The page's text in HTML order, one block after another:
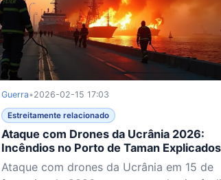
Guerra•2026-02-15 17:03
Estreitamente relacionado
Ataque com Drones da Ucrânia 2026:
Incêndios no Porto de Taman Explicados
Ataque com drones da Ucrânia em 15 de